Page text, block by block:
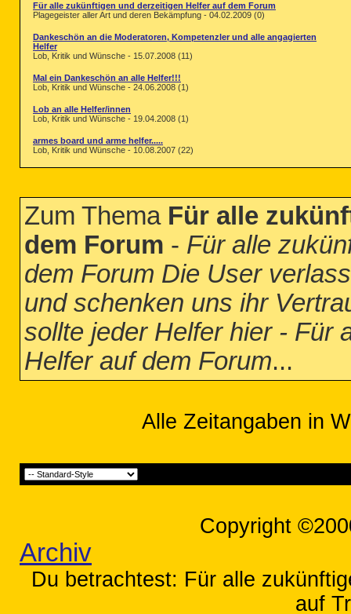
Für alle zukünftigen und derzeitigen Helfer auf dem Forum
Plagegeister aller Art und deren Bekämpfung - 04.02.2009 (0)
Dankeschön an die Moderatoren, Kompetenzler und alle angagierten
Helfer
Lob, Kritik und Wünsche - 15.07.2008 (11)
Mal ein Dankeschön an alle Helfer!!!
Lob, Kritik und Wünsche - 24.06.2008 (1)
Lob an alle Helfer/innen
Lob, Kritik und Wünsche - 19.04.2008 (1)
armes board und arme helfer.....
Lob, Kritik und Wünsche - 10.08.2007 (22)
Zum Thema Für alle
dem Forum - Für alle
dem Forum Die User
und schenken uns ihr
sollte jeder Helfer hier - Für
Helfer auf dem Forum...
Alle Zeitangaben in
Copyright
Archiv
Du betrachtest: Für alle
auf